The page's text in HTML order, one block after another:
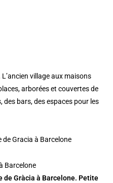
L’ancien village aux maisons
arborées et couvertes de
des bars, des espaces pour les
de Gràcia à Barcelone. Petite